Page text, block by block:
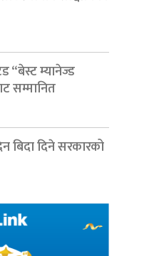
“बेस्ट म्यानेज्ड
सम्मानित
बिदा दिने सरकारको